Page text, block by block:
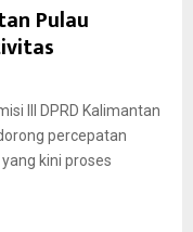
Pulau
III DPRD Kalimantan
percepatan
kini proses